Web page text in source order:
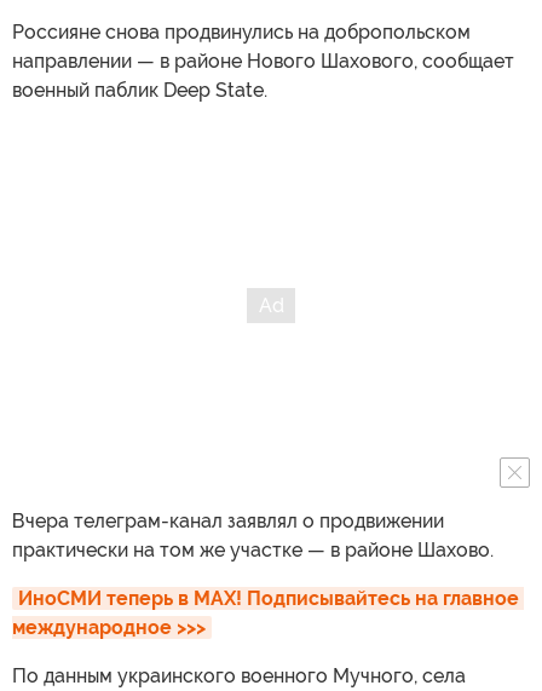
Россияне снова продвинулись на добропольском
направлении — в районе Нового Шахового, сообщает
военный паблик Deep State.
Вчера телеграм-канал заявлял о продвижении
практически на том же участке — в районе Шахово.
ИноСМИ теперь в MAX! Подписывайтесь на главное
международное >>>
По данным украинского военного Мучного, села